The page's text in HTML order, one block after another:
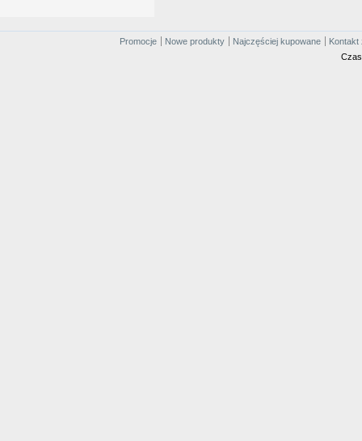
Promocje Nowe produkty Najczęściej kupowane
Kontakt